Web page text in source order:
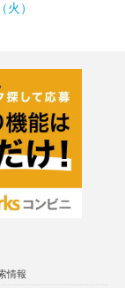
火）
情報